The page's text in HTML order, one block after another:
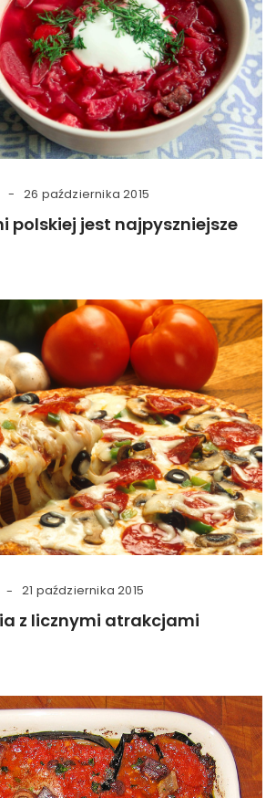
26 października 2015
polskiej jest najpyszniejsze
21 października 2015
z licznymi atrakcjami